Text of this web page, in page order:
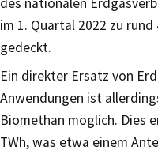
im 1. Quartal 2022 zu
gedeckt.
Ein direkter Ersatz von
Anwendungen ist
Biomethan möglich. Dies
TWh, was etwa einem